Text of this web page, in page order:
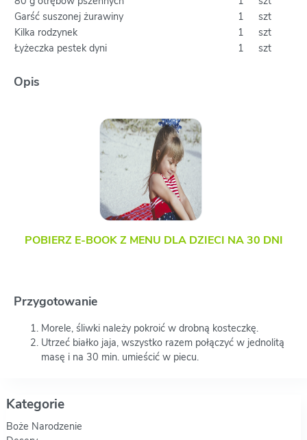
Garść suszonej żurawiny
1
szt
Kilka rodzynek
1
szt
Łyżeczka pestek dyni
1 szt
Opis
POBIERZ E-BOOK Z MENU DLA DZIECI NA 30 DNI
Przygotowanie
Morele, śliwki należy pokroić w drobną kosteczkę.
Utrzeć białko jaja, wszystko razem połączyć w jednolitą
masę i na 30 min. umieścić w piecu.
Kategorie
Boże Narodzenie